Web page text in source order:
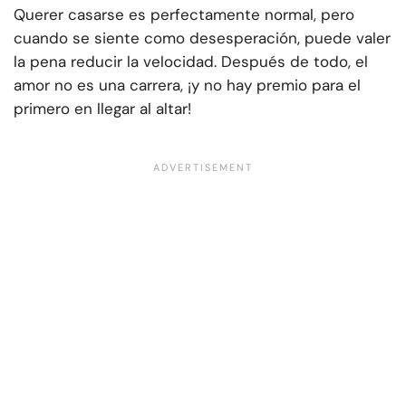
Querer casarse es perfectamente normal, pero
cuando se siente como desesperación, puede valer
la pena reducir la velocidad. Después de todo, el
amor no es una carrera, ¡y no hay premio para el
primero en llegar al altar!